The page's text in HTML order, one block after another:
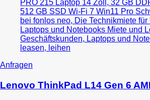
Anfragen
weist
mehrere